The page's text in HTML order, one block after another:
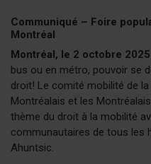
Communiqué – Foire
Montréal
Montréal, le 2 octobre 2025
bus ou en métro, pouvoir se
droit! Le comité mobilité de la
Montréalais et les
thème du droit à la mobilité
communautaires de tous les
Ahuntsic.